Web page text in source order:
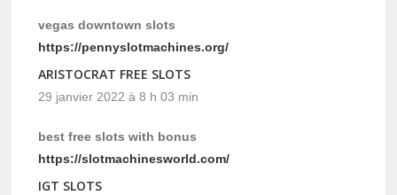
vegas downtown slots
https://pennyslotmachines.org/
ARISTOCRAT FREE SLOTS
29 janvier 2022 à 8 h 03 min
best free slots with bonus
https://slotmachinesworld.com/
IGT SLOTS